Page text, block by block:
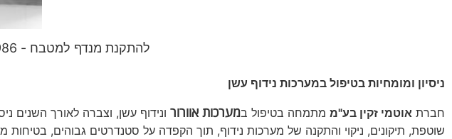
להתקנת מנדף למטבח - 03-9221986
ניסיון ומומחיות בטיפול במערכות נידוף עשן
חברת אוטמי זקין בע"מ מתמחה בטיפול במערכות אוורור ונידוף עשן, וצברה לאורך השנים
שוטפת, תיקונים, ניקוי והתקנה של מערכות נידוף, תוך הקפדה על סטנדרטים גבוהים, בטיחות